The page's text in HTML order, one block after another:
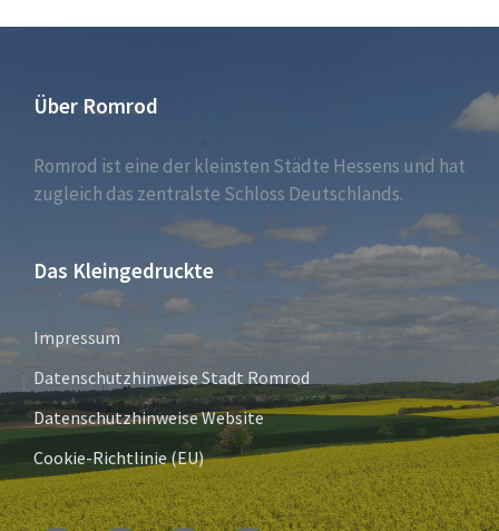
Über Romrod
Romrod ist eine der kleinsten Städte Hessens und hat
zugleich das zentralste Schloss Deutschlands.
Das Kleingedruckte
Impressum
Datenschutzhinweise Stadt Romrod
Datenschutzhinweise Website
Cookie-Richtlinie (EU)